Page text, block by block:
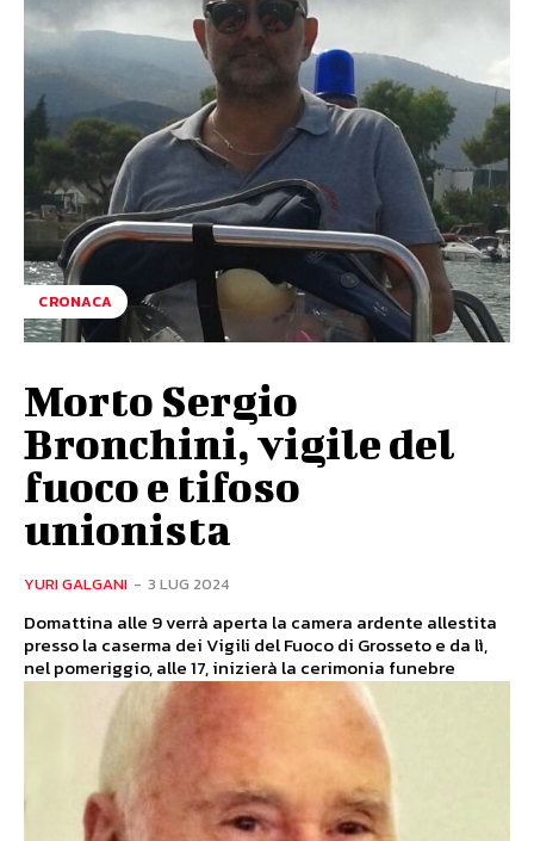
CRONACA
Morto Sergio
Bronchini, vigile del
fuoco e tifoso
unionista
YURI GALGANI - 3 LUG 2024
Domattina alle 9 verrà aperta la camera ardente allestita
presso la caserma dei Vigili del Fuoco di Grosseto e da lì,
nel pomeriggio, alle 17, inizierà la cerimonia funebre